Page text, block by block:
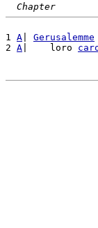
Chapter
1 A Gerusalemme
2 A |    loro